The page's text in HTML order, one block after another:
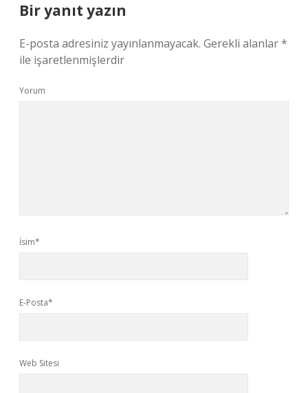
Bir yanıt yazın
E-posta adresiniz yayınlanmayacak. Gerekli alanlar*
ile işaretlenmişlerdir
Yorum
İsim*
E-Posta*
Web Sitesi